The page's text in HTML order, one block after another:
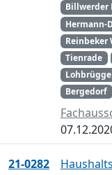
Billwerder
Hermann-
Reinbeker
Tienrade
Bergedorf
21-0282